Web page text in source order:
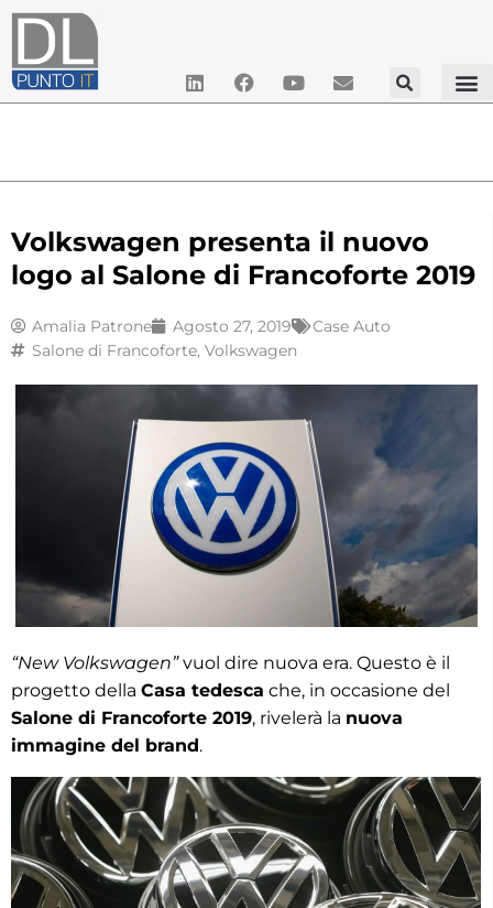
Volkswagen presenta il nuovo
logo al Salone di Francoforte 2019
Amalia Patrone Agosto 27, 2019
Case Auto
Salone di Francoforte, Volkswagen
“New Volkswagen”vuol dire nuova era. Questo è il
progetto della Casa tedesca che, in occasione del
Salone di Francoforte 2019, rivelerà la nuova
immagine del brand.